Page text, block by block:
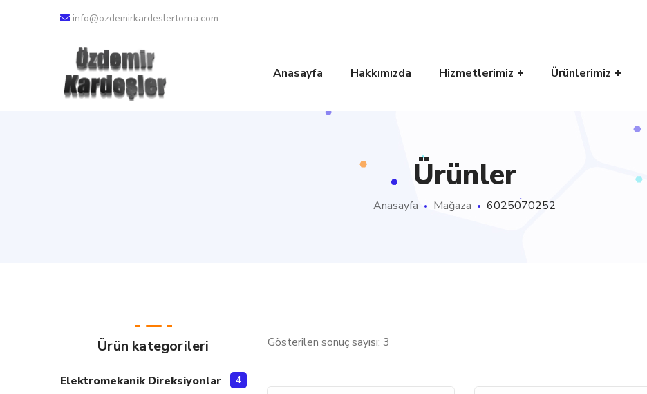
info@ozdemirkardeslertorna.com
Anasayfa Hakkımızda Hizmetlerimiz Ürünlerimiz
Ürünler
Anasayfa Mağaza 6025070252
Gösterilen sonuç sayısı: 3
Ürün kategorileri
Elektromekanik Direksiyonlar 4